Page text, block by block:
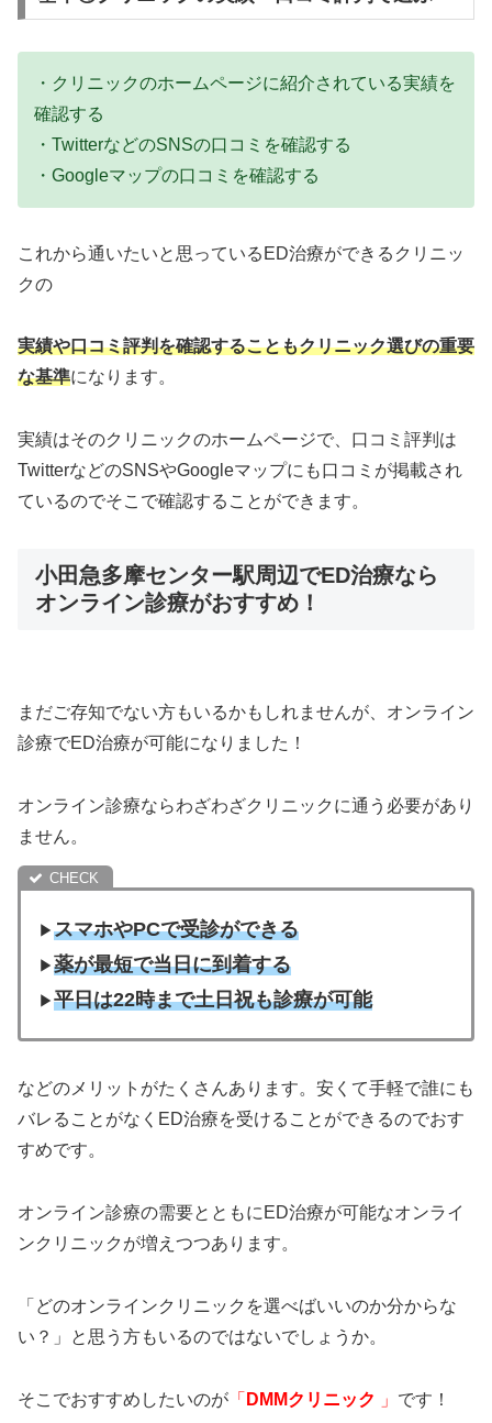
・クリニックのホームページに紹介されている実績を
確認する
・TwitterなどのSNSの口コミを確認する
・Googleマップの口コミを確認する
これから通いたいと思っているED治療ができるクリニッ
クの
実績や口コミ評判を確認することもクリニック選びの重要
な基準になります。
実績はそのクリニックのホームページで、口コミ評判は
TwitterなどのSNSやGoogleマップにも口コミが掲載され
ているのでそこで確認することができます。
小田急多摩センター駅周辺でED治療なら
オンライン診療がおすすめ！
まだご存知でない方もいるかもしれませんが、オンライン
診療でED治療が可能になりました！
オンライン診療ならわざわざクリニックに通う必要があり
ません。
▶︎スマホやPCで受診ができる
▶︎薬が最短で当日に到着する
▶︎平日は22時まで土日祝も診療が可能
などのメリットがたくさんあります。安くて手軽で誰にも
バレることがなくED治療を受けることができるのでおす
すめです。
オンライン診療の需要とともにED治療が可能なオンライ
ンクリニックが増えつつあります。
「どのオンラインクリニックを選べばいいのか分からな
い？」と思う方もいるのではないでしょうか。
そこでおすすめしたいのが 「 DMMクリニック 」 です！